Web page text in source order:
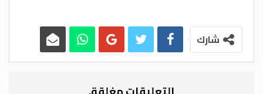
وتحقيق الأمن والاستقرار.
وأشار إلى أن الأردن يدعم كل الخطوات التي
تصب في مصلحة لبنان وتكريس الأمن
الى ذلك، قال الرئيس اللبناني، ميشال عون،
شارك